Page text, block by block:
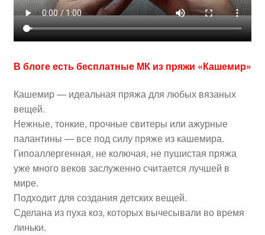
В блоге есть бесплатные МК из пряжи «Кашемир»
Кашемир — идеальная пряжа для любых вязаных
вещей.
Нежные, тонкие, прочные свитеры или ажурные
палантины — все под силу пряже из кашемира.
Гипоаллергенная, не колючая, не пушистая пряжа
уже много веков заслуженно считается лучшей в
мире.
Подходит для создания детских вещей.
Сделана из пуха коз, которых вычесывали во время
линьки.